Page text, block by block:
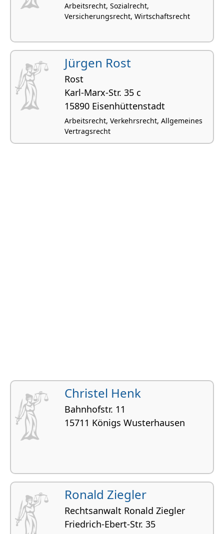
Arbeitsrecht, Sozialrecht,
Versicherungsrecht, Wirtschaftsrecht
Jürgen Rost
Rost
Karl-Marx-Str. 35 c
15890 Eisenhüttenstadt
Arbeitsrecht, Verkehrsrecht, Allgemeines
Vertragsrecht
Christel Henk
Bahnhofstr. 11
15711 Königs Wuster­hausen
Ronald Ziegler
Rechtsanwalt Ronald Ziegler
Friedrich-Ebert-Str. 35